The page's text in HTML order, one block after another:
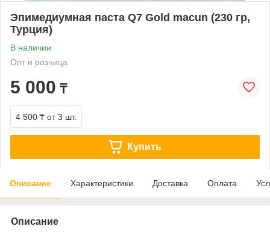
Эпимедиумная паста Q7 Gold macun (230 гр,
Турция)
В наличии
Опт и розница
5 000 ₸
4 500 ₸ от 3 шт.
Купить
Описание Характеристики Доставка Оплата
Описание